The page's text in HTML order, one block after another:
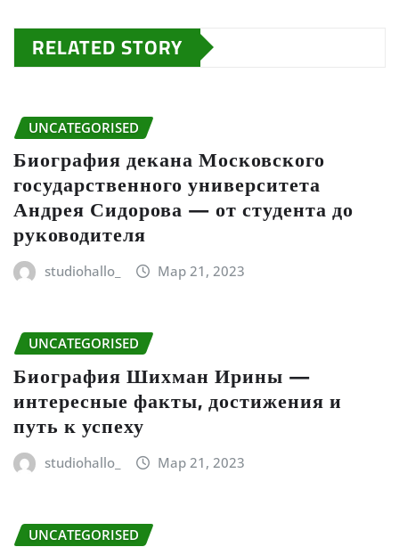
RELATED STORY
UNCATEGORISED
Биография декана Московского
государственного университета
Андрея Сидорова — от студента до
руководителя
studiohallo_ Мар 21, 2023
UNCATEGORISED
Биография Шихман Ирины —
интересные факты, достижения и
путь к успеху
studiohallo_ Мар 21, 2023
UNCATEGORISED